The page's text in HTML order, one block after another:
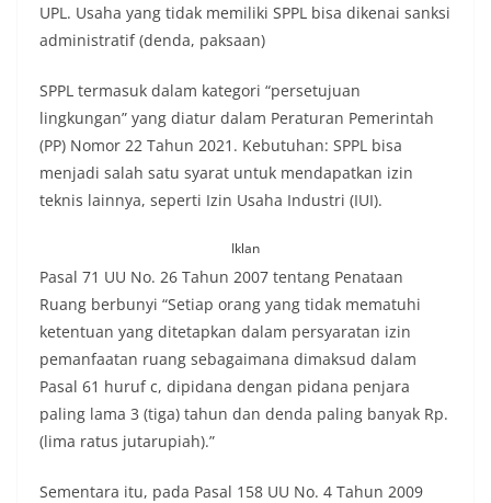
UPL. Usaha yang tidak memiliki SPPL bisa dikenai sanksi
administratif (denda, paksaan)
SPPL termasuk dalam kategori “persetujuan
lingkungan” yang diatur dalam Peraturan Pemerintah
(PP) Nomor 22 Tahun 2021. Kebutuhan: SPPL bisa
menjadi salah satu syarat untuk mendapatkan izin
teknis lainnya, seperti Izin Usaha Industri (IUI).
Iklan
Pasal 71 UU No. 26 Tahun 2007 tentang Penataan
Ruang berbunyi “Setiap orang yang tidak mematuhi
ketentuan yang ditetapkan dalam persyaratan izin
pemanfaatan ruang sebagaimana dimaksud dalam
Pasal 61 huruf c, dipidana dengan pidana penjara
paling lama 3 (tiga) tahun dan denda paling banyak Rp.
(lima ratus jutarupiah).”
Sementara itu, pada Pasal 158 UU No. 4 Tahun 2009